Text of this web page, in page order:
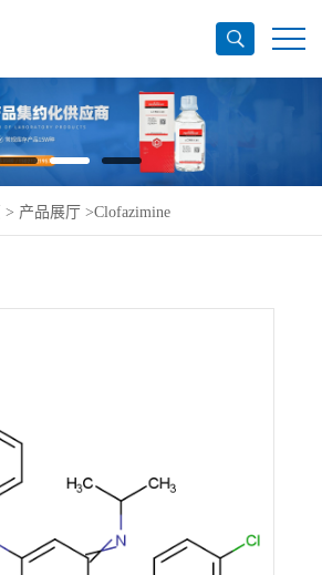
> 产品展厅 >Clofazimine